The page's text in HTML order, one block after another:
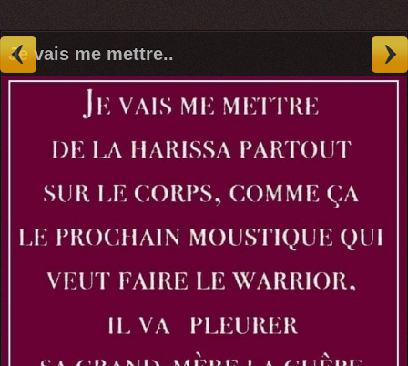
Je vais me mettre..